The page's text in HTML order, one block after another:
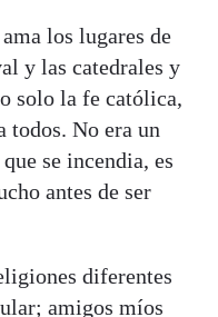
los lugares de
y las catedrales y
solo la fe católica,
todos. No era un
se incendia, es
antes de ser
diferentes
amigos míos